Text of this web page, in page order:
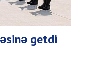
getdi